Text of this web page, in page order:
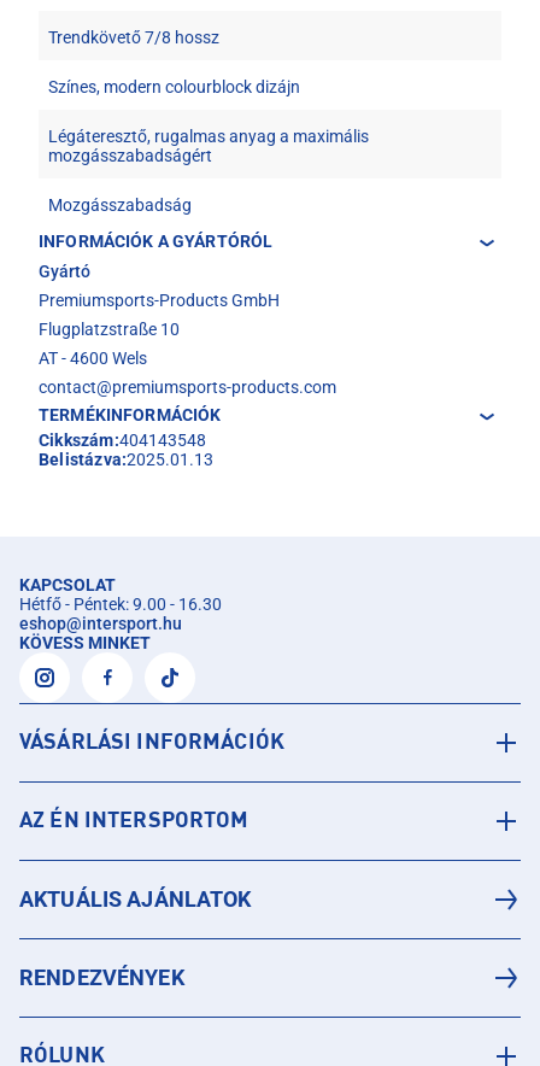
Trendkövető 7/8 hossz
Színes, modern colourblock dizájn
Légáteresztő, rugalmas anyag a maximális
mozgásszabadságért
Mozgásszabadság
INFORMÁCIÓK A GYÁRTÓRÓL
Gyártó
Premiumsports-Products GmbH
Flugplatzstraße 10
AT - 4600 Wels
contact@premiumsports-products.com
TERMÉKINFORMÁCIÓK
Cikkszám:404143548
Belistázva:2025.01.13
KAPCSOLAT
Hétfő - Péntek: 9.00 - 16.30
eshop@intersport.hu
KÖVESS MINKET
VÁSÁRLÁSI INFORMÁCIÓK
AZ ÉN INTERSPORTOM
AKTUÁLIS AJÁNLATOK
RENDEZVÉNYEK
RÓLUNK